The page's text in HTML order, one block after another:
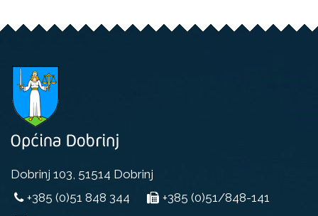
Dobrinj 103, 51514 Dobrinj
+385 (0)51 848 344
+385 (0)51/848-141